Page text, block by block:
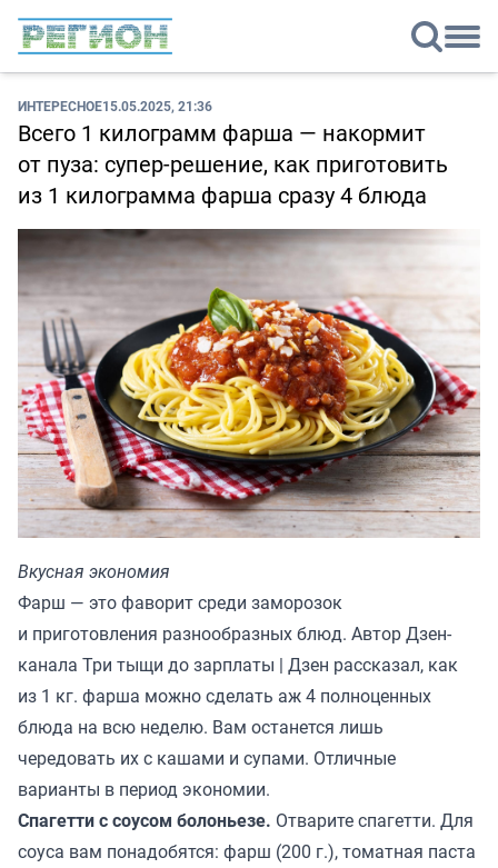
ИНТЕРЕСНОЕ15.05.2025, 21:36
Всего 1 килограмм фарша — накормит
от пуза: супер-решение, как приготовить
из 1 килограмма фарша сразу 4 блюда
Вкусная экономия
Фарш — это фаворит среди заморозок
и приготовления разнообразных блюд. Автор Дзен-
канала Три тыщи до зарплаты | Дзен рассказал, как
из 1 кг. фарша можно сделать аж 4 полноценных
блюда на всю неделю. Вам останется лишь
чередовать их с кашами и супами. Отличные
варианты в период экономии.
Спагетти с соусом болоньезе. Отварите спагетти. Для
соуса вам понадобятся: фарш (200 г.), томатная паста